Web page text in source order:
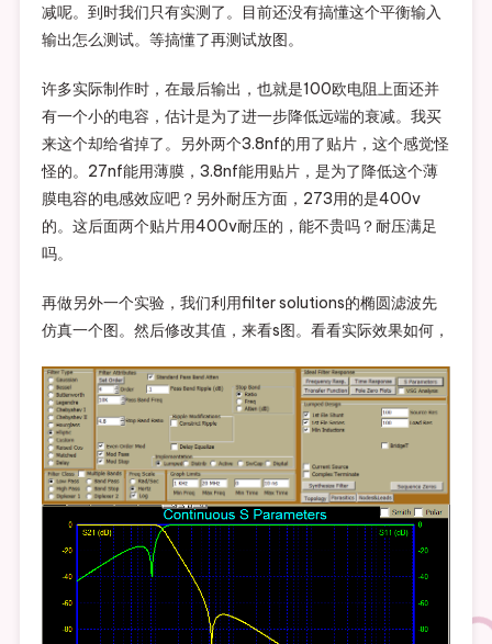
减呢。到时我们只有实测了。目前还没有搞懂这个平衡输入
输出怎么测试。等搞懂了再测试放图。
许多实际制作时，在最后输出，也就是100欧电阻上面还并
有一个小的电容，估计是为了进一步降低远端的衰减。我买
来这个却给省掉了。另外两个3.8nf的用了贴片，这个感觉怪
怪的。27nf能用薄膜，3.8nf能用贴片，是为了降低这个薄
膜电容的电感效应吧？另外耐压方面，273用的是400v
的。这后面两个贴片用400v耐压的，能不贵吗？耐压满足
吗。
再做另外一个实验，我们利用filter solutions的椭圆滤波先
仿真一个图。然后修改其值，来看s图。看看实际效果如何，